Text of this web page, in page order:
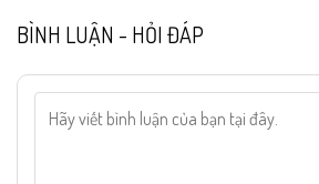
BÌNH LUẬN - HỎI ĐÁP